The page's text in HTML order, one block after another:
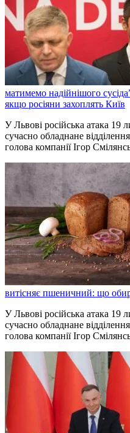
матимемо надійнішого
якщо росіяни захоплять Київ
У Львові російська атака 19
сучасно обладнане
голова компанії Ігор
витісняє пшеничний: що
У Львові російська атака 19
сучасно обладнане
голова компанії Ігор